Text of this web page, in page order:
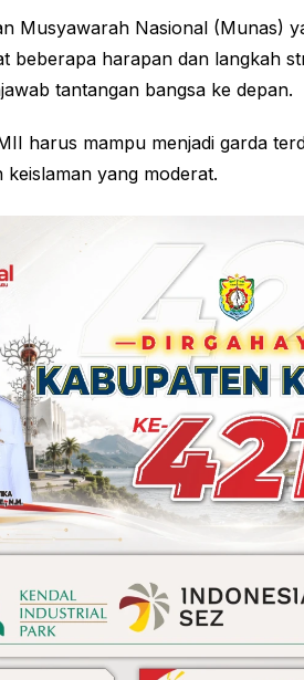
Musyawarah Nasional (Munas)
beberapa harapan dan langkah
tantangan bangsa ke depan.
harus mampu menjadi garda
keislaman yang moderat.